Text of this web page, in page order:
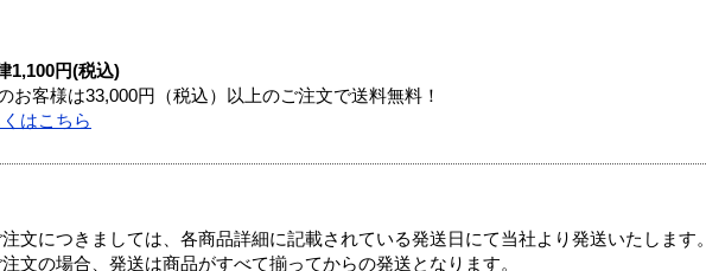
1,100円(税込)
お客様は33,000円（税込）以上のご注文で送料無料！
はこちら
文につきましては、各商品詳細に記載されている発送日にて当社より発送いたします。
文の場合、発送は商品がすべて揃ってからの発送となります。